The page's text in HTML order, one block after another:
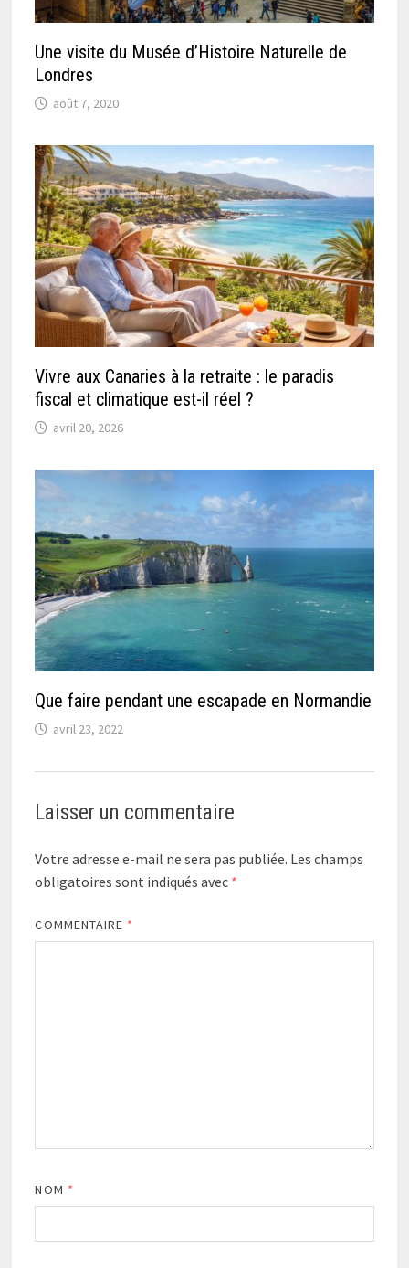
Une visite du Musée d’Histoire Naturelle de
Londres
août 7, 2020
Vivre aux Canaries à la retraite : le paradis
fiscal et climatique est-il réel ?
avril 20, 2026
Que faire pendant une escapade en Normandie
avril 23, 2022
Laisser un commentaire
Votre adresse e-mail ne sera pas publiée. Les champs
obligatoires sont indiqués avec *
COMMENTAIRE *
NOM *